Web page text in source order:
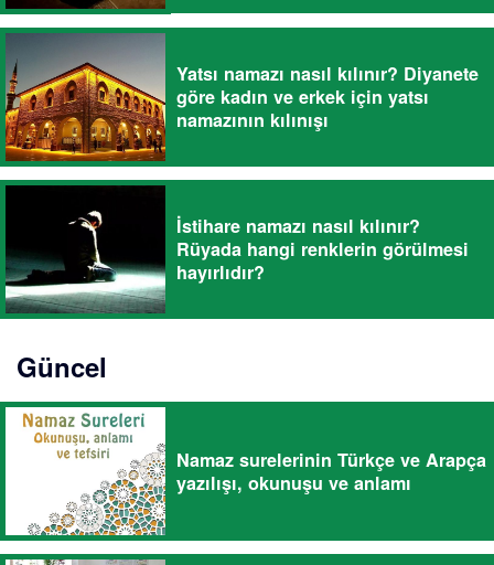
Yatsı namazı nasıl kılınır? Diyanete
göre kadın ve erkek için yatsı
namazının kılınışı
İstihare namazı nasıl kılınır?
Rüyada hangi renklerin görülmesi
hayırlıdır?
Güncel
Namaz surelerinin Türkçe ve Arapça
yazılışı, okunuşu ve anlamı